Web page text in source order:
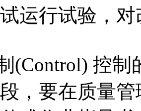
运行试验，
控制
，要在质量